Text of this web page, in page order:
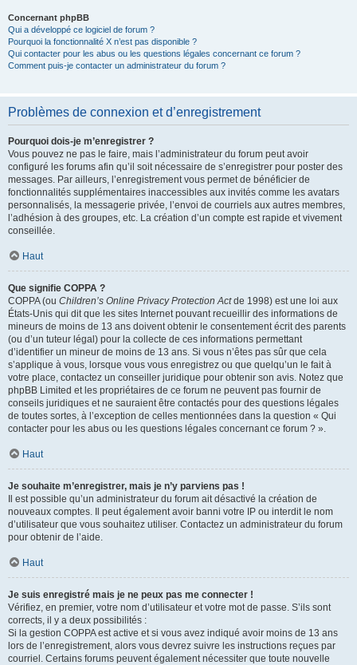
Concernant phpBB
Qui a développé ce logiciel de forum ?
Pourquoi la fonctionnalité X n’est pas disponible ?
Qui contacter pour les abus ou les questions légales concernant ce forum ?
Comment puis-je contacter un administrateur du forum ?
Problèmes de connexion et d’enregistrement
Pourquoi dois-je m’enregistrer ?
Vous pouvez ne pas le faire, mais l’administrateur du forum peut avoir
configuré les forums afin qu’il soit nécessaire de s’enregistrer pour poster des
messages. Par ailleurs, l’enregistrement vous permet de bénéficier de
fonctionnalités supplémentaires inaccessibles aux invités comme les avatars
personnalisés, la messagerie privée, l’envoi de courriels aux autres membres,
l’adhésion à des groupes, etc. La création d’un compte est rapide et vivement
conseillée.
Haut
Que signifie COPPA ?
COPPA (ou Children’s Online Privacy Protection Actde 1998) est une loi aux
États-Unis qui dit que les sites Internet pouvant recueillir des informations de
mineurs de moins de 13 ans doivent obtenir le consentement écrit des parents
(ou d’un tuteur légal) pour la collecte de ces informations permettant
d’identifier un mineur de moins de 13 ans. Si vous n’êtes pas sûr que cela
s’applique à vous, lorsque vous vous enregistrez ou que quelqu’un le fait à
votre place, contactez un conseiller juridique pour obtenir son avis. Notez que
phpBB Limited et les propriétaires de ce forum ne peuvent pas fournir de
conseils juridiques et ne sauraient être contactés pour des questions légales
de toutes sortes, à l’exception de celles mentionnées dans la question « Qui
contacter pour les abus ou les questions légales concernant ce forum ? ».
Haut
Je souhaite m’enregistrer, mais je n’y parviens pas !
Il est possible qu’un administrateur du forum ait désactivé la création de
nouveaux comptes. Il peut également avoir banni votre IP ou interdit le nom
d’utilisateur que vous souhaitez utiliser. Contactez un administrateur du forum
pour obtenir de l’aide.
Haut
Je suis enregistré mais je ne peux pas me connecter !
Vérifiez, en premier, votre nom d’utilisateur et votre mot de passe. S’ils sont
corrects, il y a deux possibilités :
Si la gestion COPPA est active et si vous avez indiqué avoir moins de 13 ans
lors de l’enregistrement, alors vous devrez suivre les instructions reçues par
courriel. Certains forums peuvent également nécessiter que toute nouvelle